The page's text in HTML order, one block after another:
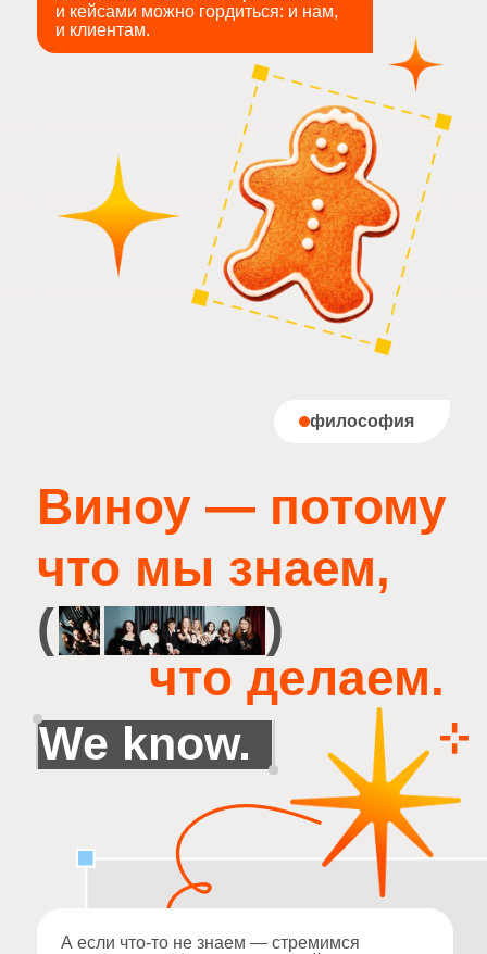
Виноу — потому
А если что‑то не знаем — стремимся
разобраться. Мы за осознанный
и нешаблонный подход к маркетингу
и соцсетям.
Поэтому мы не используем стоки и создаём
уникальный контент: от «большого
продакшна» до бюджетных решений.
Суперсила Виноу — удалённо привлекать
талантливых контент-мейкеров из разных
уголков страны и собирать команды
We know.
философия
философия